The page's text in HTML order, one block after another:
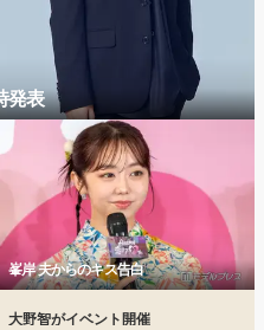
発表
峯岸 夫からのキス告白
大野智がイベント開催